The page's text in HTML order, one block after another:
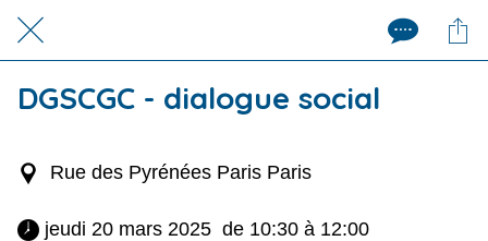
DGSCGC - dialogue social
Rue des Pyrénées Paris Paris
jeudi 20 mars 2025  de 10:30 à 12:00